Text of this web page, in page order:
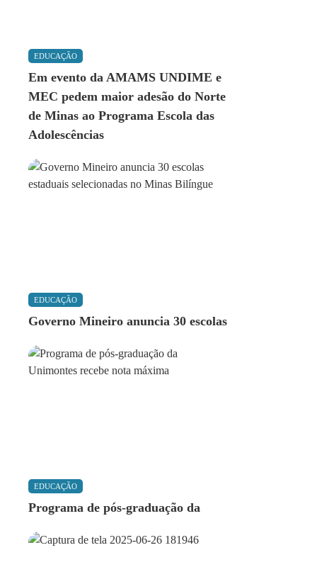
EDUCAÇÃO
Em evento da AMAMS UNDIME e
MEC pedem maior adesão do Norte
de Minas ao Programa Escola das
Adolescências
EDUCAÇÃO
Governo Mineiro anuncia 30 escolas
EDUCAÇÃO
Programa de pós-graduação da